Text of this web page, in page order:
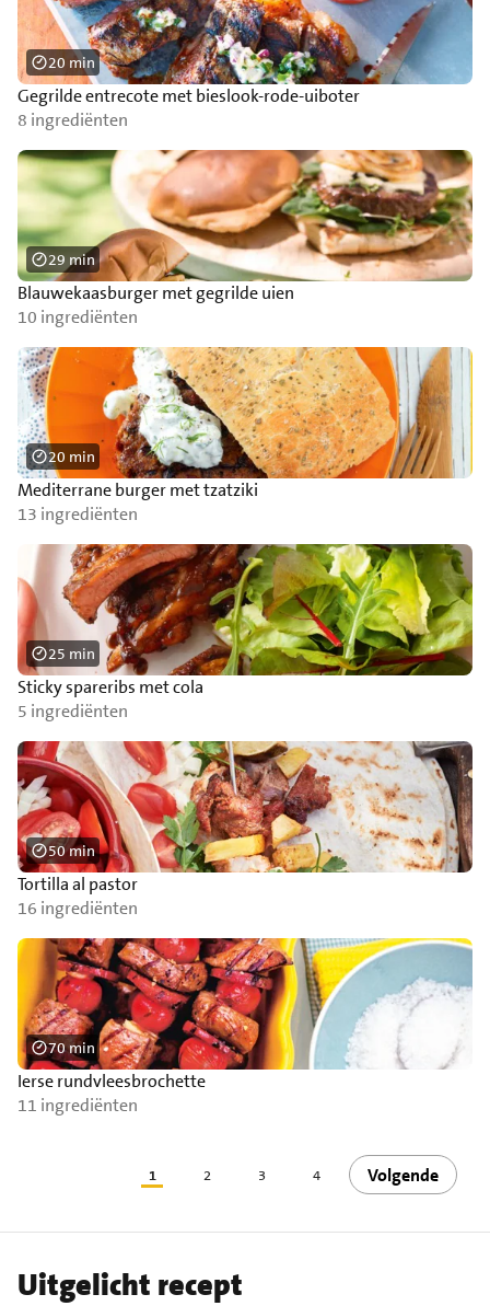
Gegrilde entrecote met bieslook-rode-uiboter
8 ingrediënten
20 min
Blauwekaasburger met gegrilde uien
10 ingrediënten
29 min
Mediterrane burger met tzatziki
13 ingrediënten
20 min
Sticky spareribs met cola
5 ingrediënten
25 min
Tortilla al pastor
16 ingrediënten
50 min
Ierse rundvleesbrochette
11 ingrediënten
70 min
1 2 3 4 Volgende
Uitgelicht recept